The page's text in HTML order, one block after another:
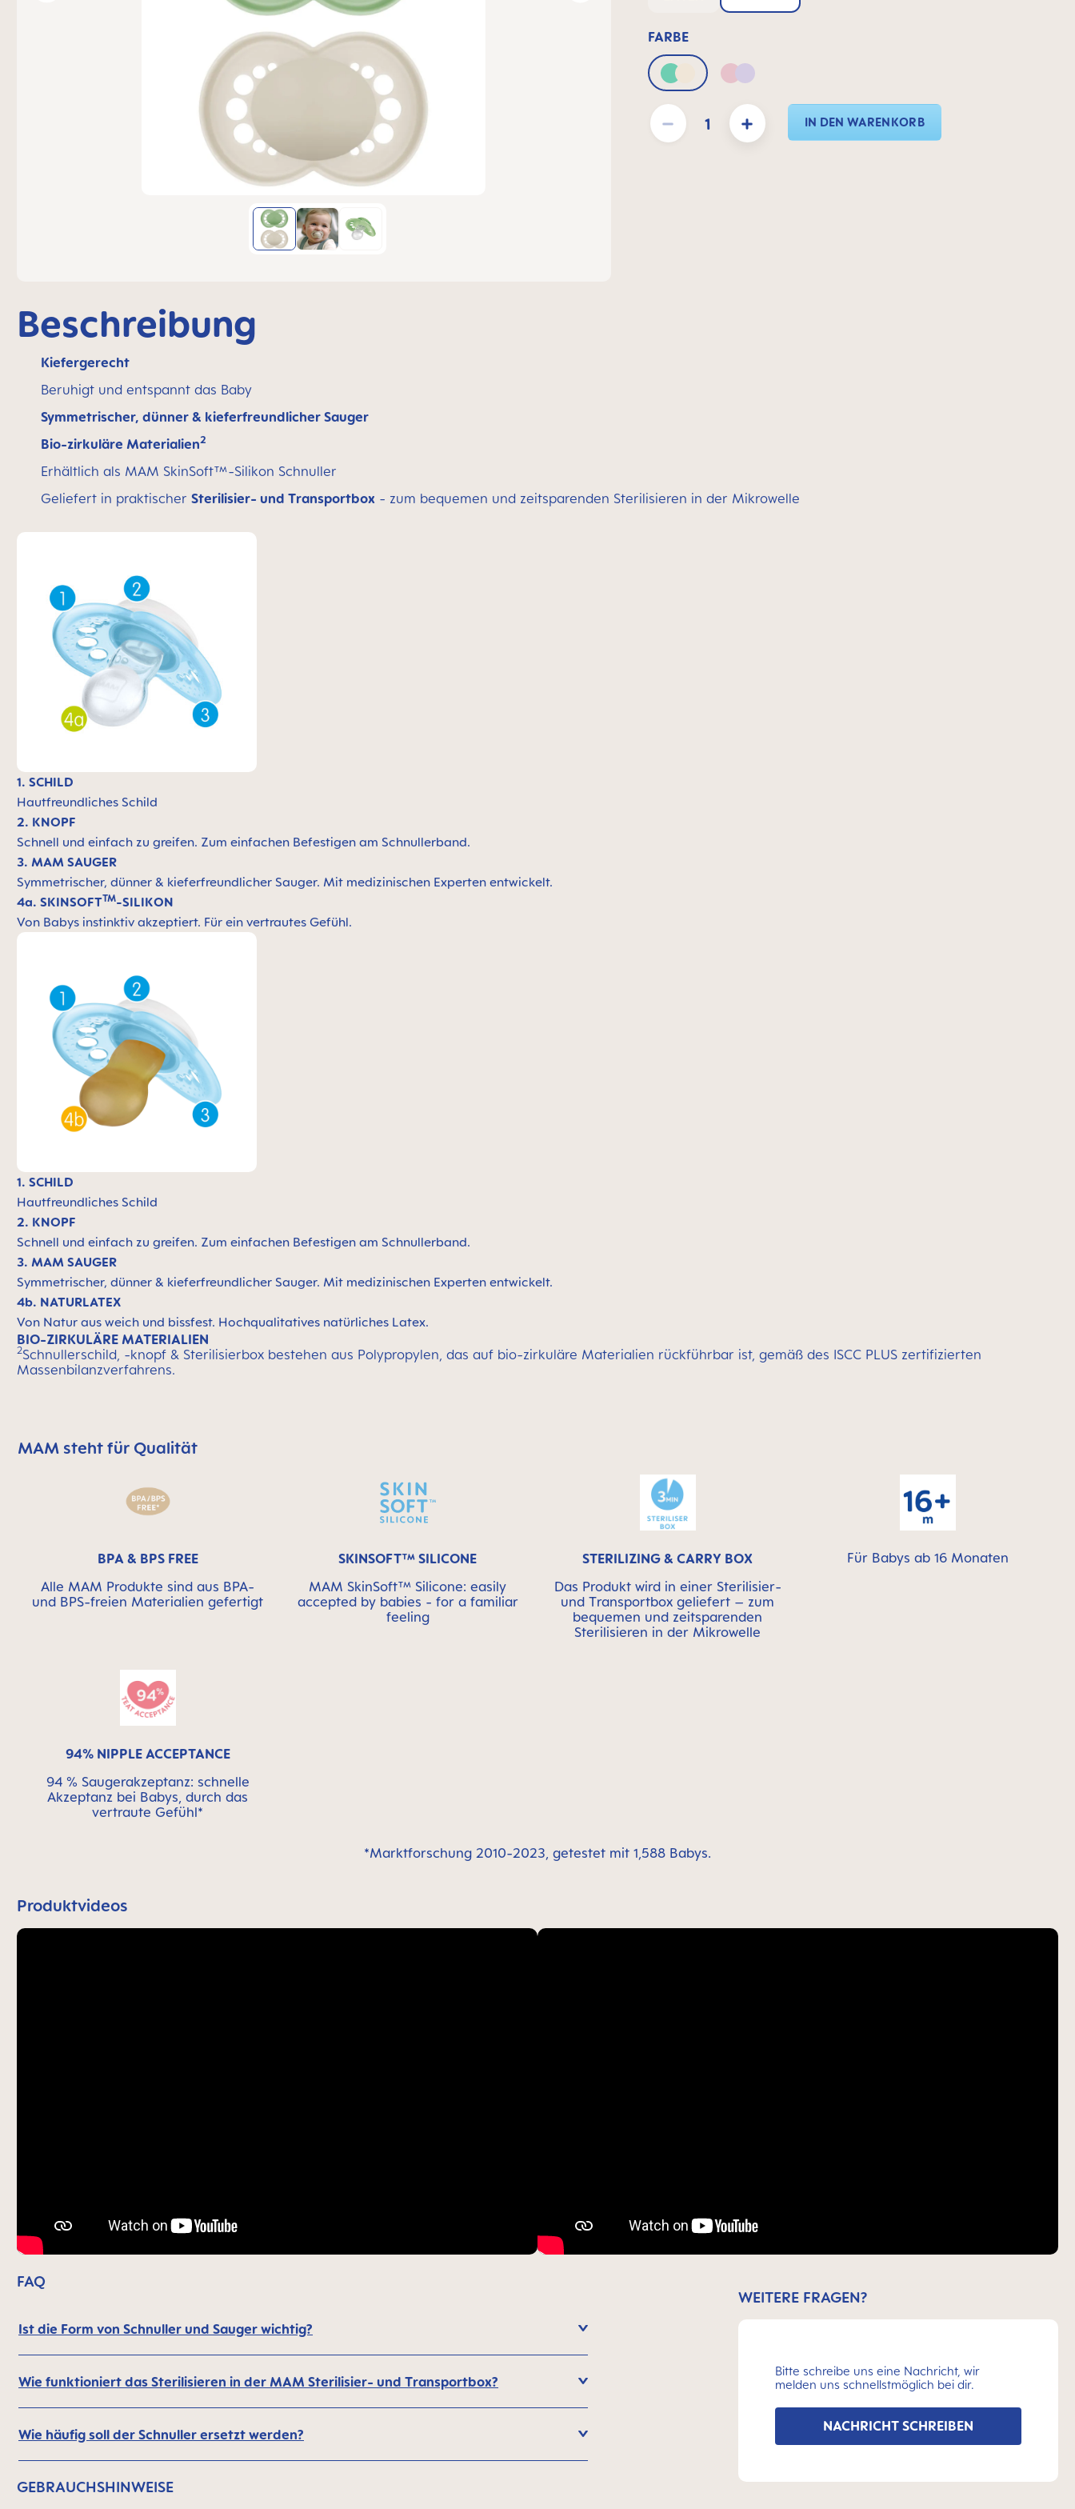
FARBE
Green & Neutral
Pink & Lilac
Produkt Anzahl: Gib den gewünschten Wert ein oder benutze die Schaltflächen um die Anzahl zu
IN DEN WARENKORB
Beschreibung
Kiefergerecht
Beruhigt und entspannt das Baby
Symmetrischer, dünner & kieferfreundlicher Sauger
Bio-zirkuläre Materialien2
Erhältlich als MAM SkinSoft™-Silikon Schnuller
Geliefert in praktischer Sterilisier- und Transportbox - zum bequemen und zeitsparenden Sterilisieren in der Mikrowelle
1. SCHILD
Hautfreundliches Schild
2. KNOPF
Schnell und einfach zu greifen. Zum einfachen Befestigen am Schnullerband.
3. MAM SAUGER
Symmetrischer, dünner & kieferfreundlicher Sauger. Mit medizinischen Experten entwickelt.
4a. SKINSOFTTM-SILIKON
Von Babys instinktiv akzeptiert. Für ein vertrautes Gefühl.
1. SCHILD
Hautfreundliches Schild
2. KNOPF
Schnell und einfach zu greifen. Zum einfachen Befestigen am Schnullerband.
3. MAM SAUGER
Symmetrischer, dünner & kieferfreundlicher Sauger. Mit medizinischen Experten entwickelt.
4b. NATURLATEX
Von Natur aus weich und bissfest. Hochqualitatives natürliches Latex.
BIO-ZIRKULÄRE MATERIALIEN
2Schnullerschild, -knopf & Sterilisierbox bestehen aus Polypropylen, das auf bio-zirkuläre Materialien rückführbar ist, gemäß des ISCC PLUS zertifizierten
Massenbilanzverfahrens.
MAM überspringen bedeutet Qualitätssymbolleiste
MAM steht für Qualität
BPA & BPS FREE
Alle MAM Produkte sind aus BPA-
und BPS-freien Materialien gefertigt
SKINSOFT™ SILICONE
MAM SkinSoft™ Silicone: easily
accepted by babies - for a familiar
feeling
STERILIZING & CARRY BOX
Das Produkt wird in einer Sterilisier-
und Transportbox geliefert – zum
bequemen und zeitsparenden
Sterilisieren in der Mikrowelle
Für Babys ab 16 Monaten
94% NIPPLE ACCEPTANCE
94 % Saugerakzeptanz: schnelle
Akzeptanz bei Babys, durch das
vertraute Gefühl*
*Marktforschung 2010-2023, getestet mit 1,588 Babys.
Produktvideos
FAQ
Ist die Form von Schnuller und Sauger wichtig?
Wie funktioniert das Sterilisieren in der MAM Sterilisier- und Transportbox?
Wie häufig soll der Schnuller ersetzt werden?
GEBRAUCHSHINWEISE
WEITERE FRAGEN?
Bitte schreibe uns eine Nachricht, wir
melden uns schnellstmöglich bei dir.
NACHRICHT SCHREIBEN